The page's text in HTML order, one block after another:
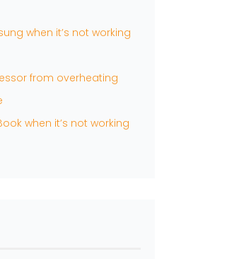
when it’s not working
from overheating
when it’s not working